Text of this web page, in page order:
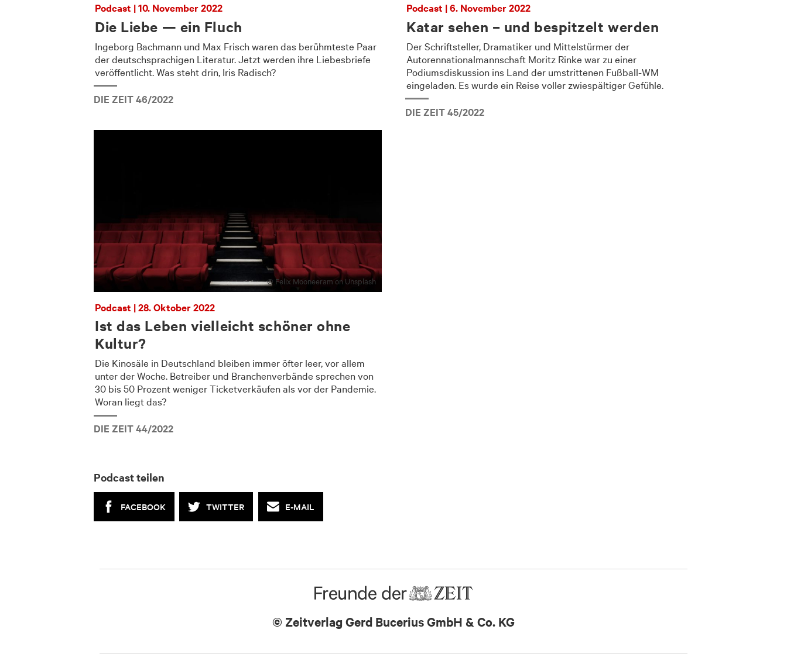
Podcast | 10. November 2022
Die Liebe — ein Fluch
Ingeborg Bachmann und Max Frisch waren das berühmteste Paar
der deutschsprachigen Literatur. Jetzt werden ihre Liebesbriefe
veröffentlicht. Was steht drin, Iris Radisch?
DIE ZEIT 46/2022
Podcast | 6. November 2022
Katar sehen – und bespitzelt werden
Der Schriftsteller, Dramatiker und Mittelstürmer der
Autorennationalmannschaft Moritz Rinke war zu einer
Podiumsdiskussion ins Land der umstrittenen Fußball-WM
eingeladen. Es wurde ein Reise voller zwiespältiger Gefühle.
DIE ZEIT 45/2022
© Felix Mooneeram on Unsplash
Podcast | 28. Oktober 2022
Ist das Leben vielleicht schöner ohne
Kultur?
Die Kinosäle in Deutschland bleiben immer öfter leer, vor allem
unter der Woche. Betreiber und Branchenverbände sprechen von
30 bis 50 Prozent weniger Ticketverkäufen als vor der Pandemie.
Woran liegt das?
DIE ZEIT 44/2022
Podcast teilen
FACEBOOK TWITTER E-MAIL
© Zeitverlag Gerd Bucerius GmbH & Co. KG